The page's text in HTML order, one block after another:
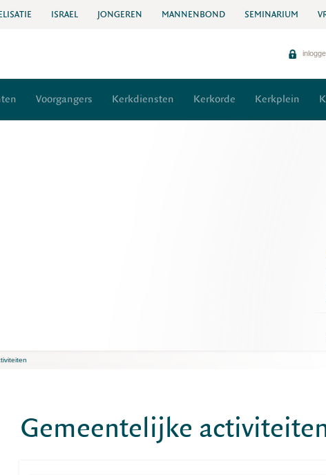
ISRAEL JONGEREN MANNENBOND SEMINARIUM
Voorgangers Kerkdiensten Kerkorde Kerkplein
Gemeentelijke